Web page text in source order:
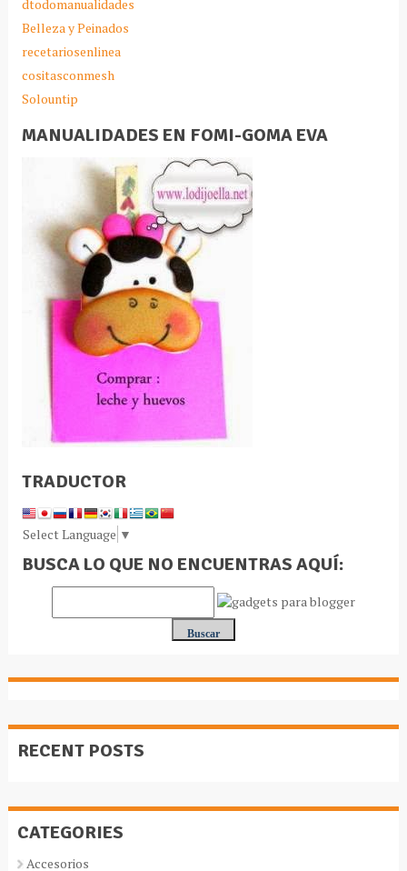
dtodomanualidades
Belleza y Peinados
recetariosenlinea
cositasconmesh
Solountip
MANUALIDADES EN FOMI-GOMA EVA
TRADUCTOR
Select Language ▼
BUSCA LO QUE NO ENCUENTRAS AQUÍ:
RECENT POSTS
CATEGORIES
Accesorios